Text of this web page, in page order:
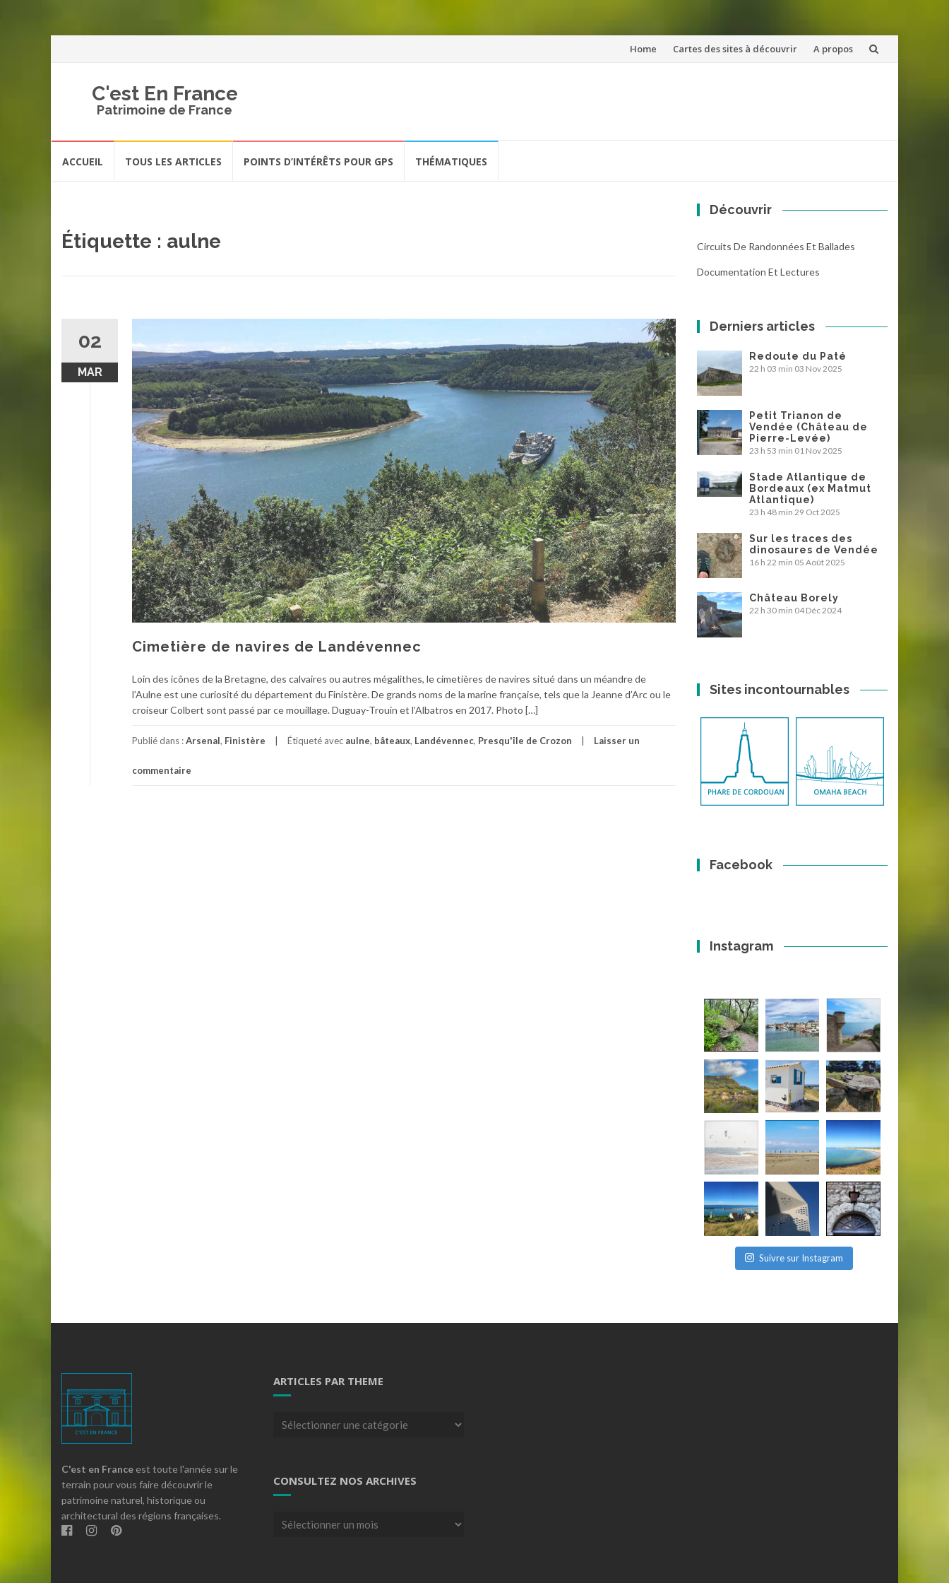
Aller
Home Cartes des sites à découvrir A propos
C'est En France
Patrimoine de France
ACCUEIL TOUS LES ARTICLES POINTS D’INTÉRÊTS POUR GPS THÉMATIQUES
Étiquette : aulne
02
MAR
Cimetière de navires de Landévennec
Loin des icônes de la Bretagne, des calvaires ou autres mégalithes, le cimetières de navires situé dans un méandre de
l’Aulne est une curiosité du département du Finistère. De grands noms de la marine française, tels que la Jeanne d’Arc ou le
croiseur Colbert sont passé par ce mouillage. Duguay-Trouin et l’Albatros en 2017. Photo […]
Publié dans :Arsenal, Finistère Étiqueté avec aulne, bâteaux, Landévennec, Presqu'île de Crozon Laisser un
commentaire
Découvrir
Circuits De Randonnées Et Ballades
Documentation Et Lectures
Derniers articles
Redoute du Paté
22 h 03 min 03 Nov 2025
Petit Trianon de
Vendée (Château de
Pierre-Levée)
23 h 53 min 01 Nov 2025
Stade Atlantique de
Bordeaux (ex Matmut
Atlantique)
23 h 48 min 29 Oct 2025
Sur les traces des
dinosaures de Vendée
16 h 22 min 05 Août 2025
Château Borely
22 h 30 min 04 Déc 2024
Sites incontournables
Facebook
Instagram
Suivre sur Instagram
C'est en France est toute l'année sur le
terrain pour vous faire découvrir le
patrimoine naturel, historique ou
architectural des régions françaises.
ARTICLES PAR THEME
Articles
CONSULTEZ NOS ARCHIVES
Consultez